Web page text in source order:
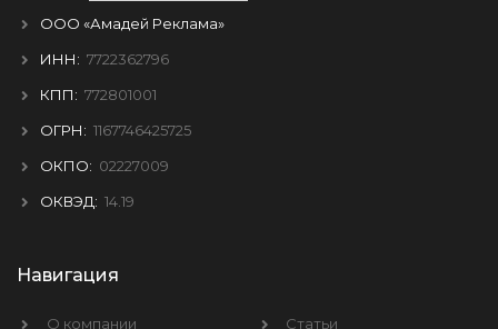
ООО «Амадей Реклама»
ИНН: 7722362796
КПП: 772801001
ОГРН: 1167746425725
ОКПО: 02227009
ОКВЭД: 14.19
Навигация
О компании
Статьи